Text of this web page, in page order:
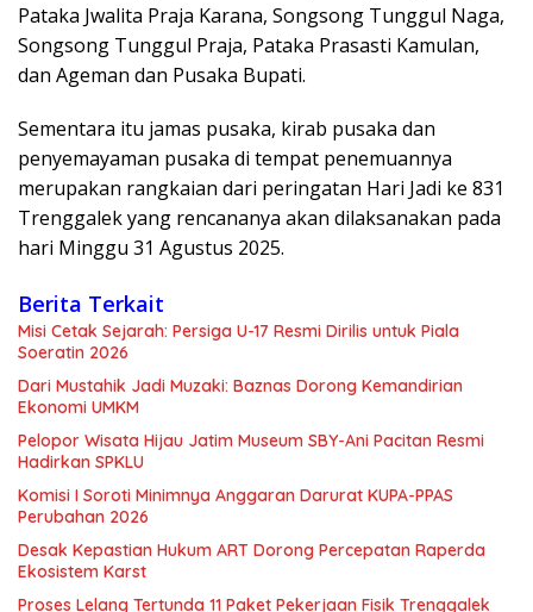
Pataka Jwalita Praja Karana, Songsong Tunggul Naga,
Songsong Tunggul Praja, Pataka Prasasti Kamulan,
dan Ageman dan Pusaka Bupati.
Sementara itu jamas pusaka, kirab pusaka dan
penyemayaman pusaka di tempat penemuannya
merupakan rangkaian dari peringatan Hari Jadi ke 831
Trenggalek yang rencananya akan dilaksanakan pada
hari Minggu 31 Agustus 2025.
Berita Terkait
Misi Cetak Sejarah: Persiga U-17 Resmi Dirilis untuk Piala
Soeratin 2026
Dari Mustahik Jadi Muzaki: Baznas Dorong Kemandirian
Ekonomi UMKM
Pelopor Wisata Hijau Jatim Museum SBY-Ani Pacitan Resmi
Hadirkan SPKLU
Komisi I Soroti Minimnya Anggaran Darurat KUPA-PPAS
Perubahan 2026
Desak Kepastian Hukum ART Dorong Percepatan Raperda
Ekosistem Karst
Proses Lelang Tertunda 11 Paket Pekerjaan Fisik Trenggalek